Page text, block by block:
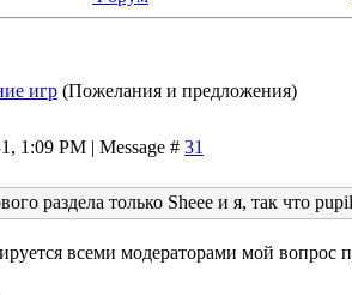
игр (Пожелания и предложения)
1:09 PM | Message # 31
раздела только Sheee и я, так что
всеми модераторами мой